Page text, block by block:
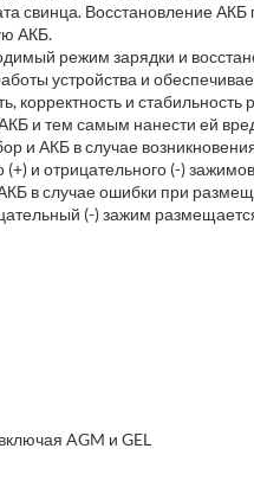
свинца. Восстановление АКБ
АКБ.
режим зарядки и
устройства и
корректность и стабильность
и тем самым нанести ей
и АКБ в случае
и отрицательного (-)
в случае ошибки при
(-) зажим
AGM и GEL